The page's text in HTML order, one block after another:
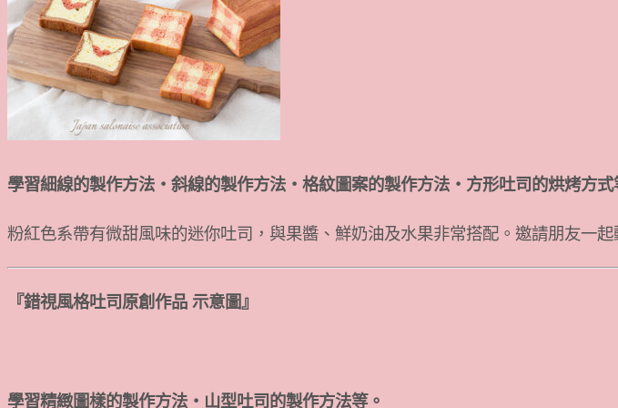
學習細線的製作方法・斜線的製作方法・格紋圖案的製作方法・方形吐司的烘烤方式
粉紅色系帶有微甜風味的迷你吐司，與果醬、鮮奶油及水果非常搭配。邀請朋友一
『錯視風格吐司原創作品 示意圖』
學習精緻圖樣的製作方法・山型吐司的製作方法等。